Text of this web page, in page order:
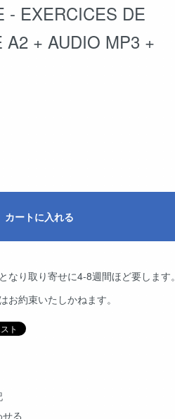
- EXERCICES DE
A2 + AUDIO MP3 +
カートに入れる
なり取り寄せに4-8週間ほど要します。
お約束いたしかねます。
る